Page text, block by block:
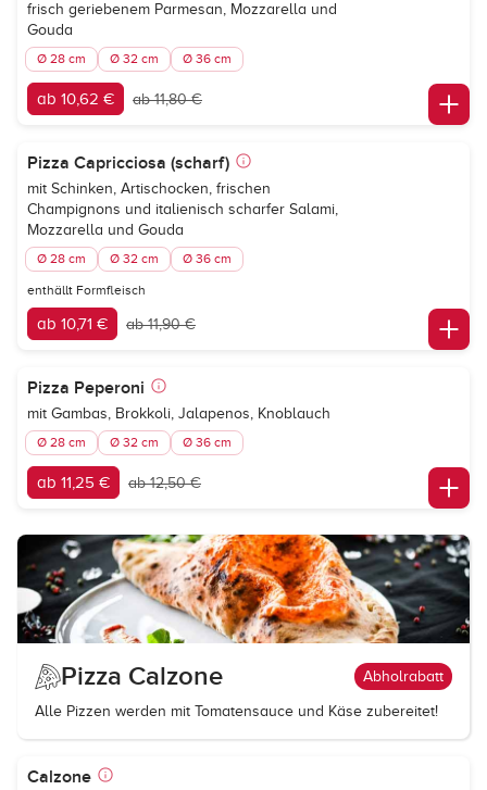
frisch geriebenem Parmesan, Mozzarella und
Gouda
Ø 28 cm Ø 32 cm Ø 36 cm
ab 10,62 € ab 11,80 €
Pizza Capricciosa (scharf)
mit Schinken, Artischocken, frischen
Champignons und italienisch scharfer Salami,
Mozzarella und Gouda
Ø 28 cm Ø 32 cm Ø 36 cm
enthällt Formfleisch
ab 10,71 € ab 11,90 €
Pizza Peperoni
mit Gambas, Brokkoli, Jalapenos, Knoblauch
Ø 28 cm Ø 32 cm Ø 36 cm
ab 11,25 € ab 12,50 €
Pizza Calzone Abholrabatt
Alle Pizzen werden mit Tomatensauce und Käse zubereitet!
Calzone